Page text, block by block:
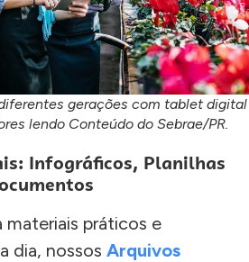
gerações com tablet digital
lendo Conteúdo do Sebrae/PR.
Infográficos, Planilhas
materiais práticos e
dia, nossos Arquivos